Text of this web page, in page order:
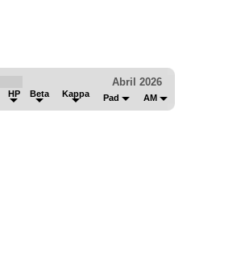
Abril 2026
HP Beta Kappa Pad AM